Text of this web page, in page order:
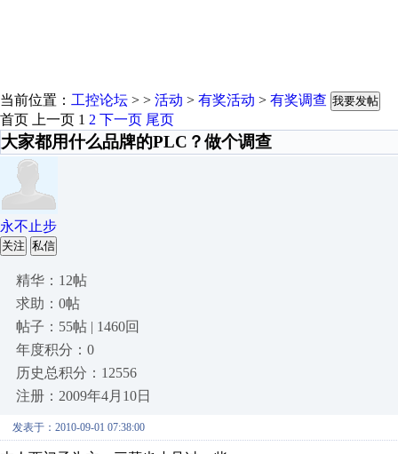
当前位置： 工控论坛 > > 活动 > 有奖活动 > 有奖调查 我要发帖
首页 上一页 1 2 下一页 尾页
大家都用什么品牌的PLC？做个调查
永不止步
关注 私信
精华：12帖
求助：0帖
帖子：55帖 | 1460回
年度积分：0
历史总积分：12556
注册：2009年4月10日
发表于：2010-09-01 07:38:00